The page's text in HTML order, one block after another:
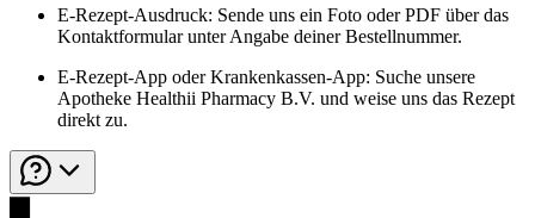
E-Rezept-Ausdruck: Sende uns ein Foto oder PDF über das
Kontaktformular unter Angabe deiner Bestellnummer.
E-Rezept-App oder Krankenkassen-App: Suche unsere
Apotheke Healthii Pharmacy B.V. und weise uns das Rezept
direkt zu.